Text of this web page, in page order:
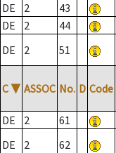
DE
2 43
DE
2 44
DE
2 51
C ▼ ASSOC No. D Code
DE 2 61
DE
2 62